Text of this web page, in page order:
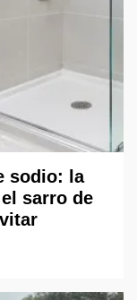
sodio: la
sarro de